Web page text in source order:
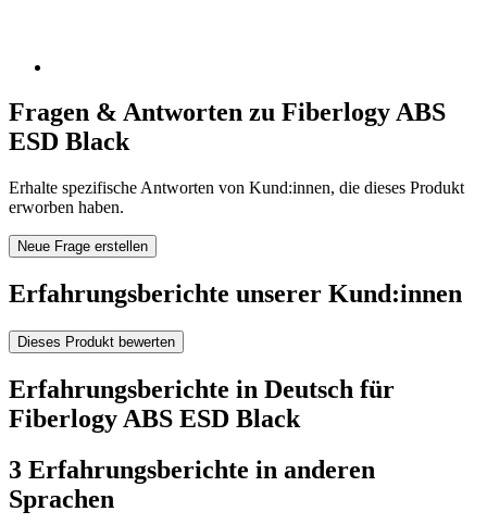
Fragen & Antworten zu Fiberlogy ABS
ESD Black
Erhalte spezifische Antworten von Kund:innen, die dieses Produkt
erworben haben.
Neue Frage erstellen
Erfahrungsberichte unserer Kund:innen
Dieses Produkt bewerten
Erfahrungsberichte in Deutsch für
Fiberlogy ABS ESD Black
3 Erfahrungsberichte in anderen
Sprachen